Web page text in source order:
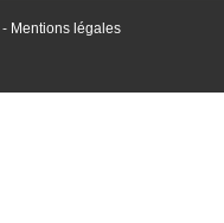
- Mentions légales